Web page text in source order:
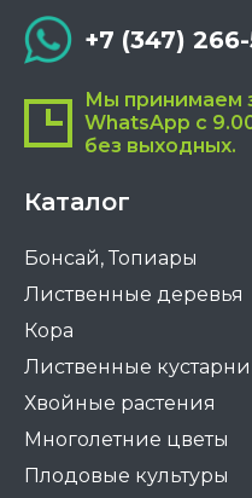
+7 (347)
Мы принимаем
WhatsApp с
без выходных.
Каталог
Бонсай, Топиары
Лиственные деревья
Кора
Лиственные
Хвойные растения
Многолетние цветы
Плодовые культуры